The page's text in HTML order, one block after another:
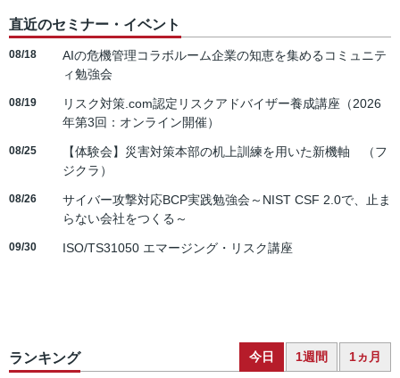
直近のセミナー・イベント
08/18
AIの危機管理コラボルーム企業の知恵を集めるコミュニテ
ィ勉強会
08/19
リスク対策.com認定リスクアドバイザー養成講座（2026
年第3回：オンライン開催）
08/25
【体験会】災害対策本部の机上訓練を用いた新機軸 （フ
ジクラ）
08/26
サイバー攻撃対応BCP実践勉強会～NIST CSF 2.0で、止ま
らない会社をつくる～
09/30 ISO/TS31050 エマージング・リスク講座
ランキング 今日 1週間 1ヵ月